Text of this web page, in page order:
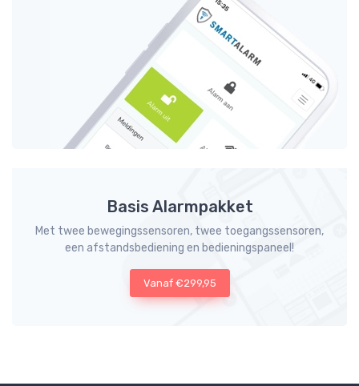
Basis Alarmpakket
Met twee bewegingssensoren, twee toegangssensoren,
een afstandsbediening en bedieningspaneel!
Vanaf €299,95